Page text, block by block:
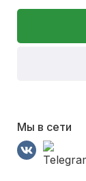
Мы в сети